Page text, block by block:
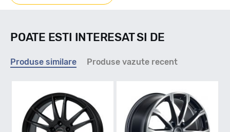
POATE ESTI INTERESAT SI DE
Produse similare Produse vazute recent